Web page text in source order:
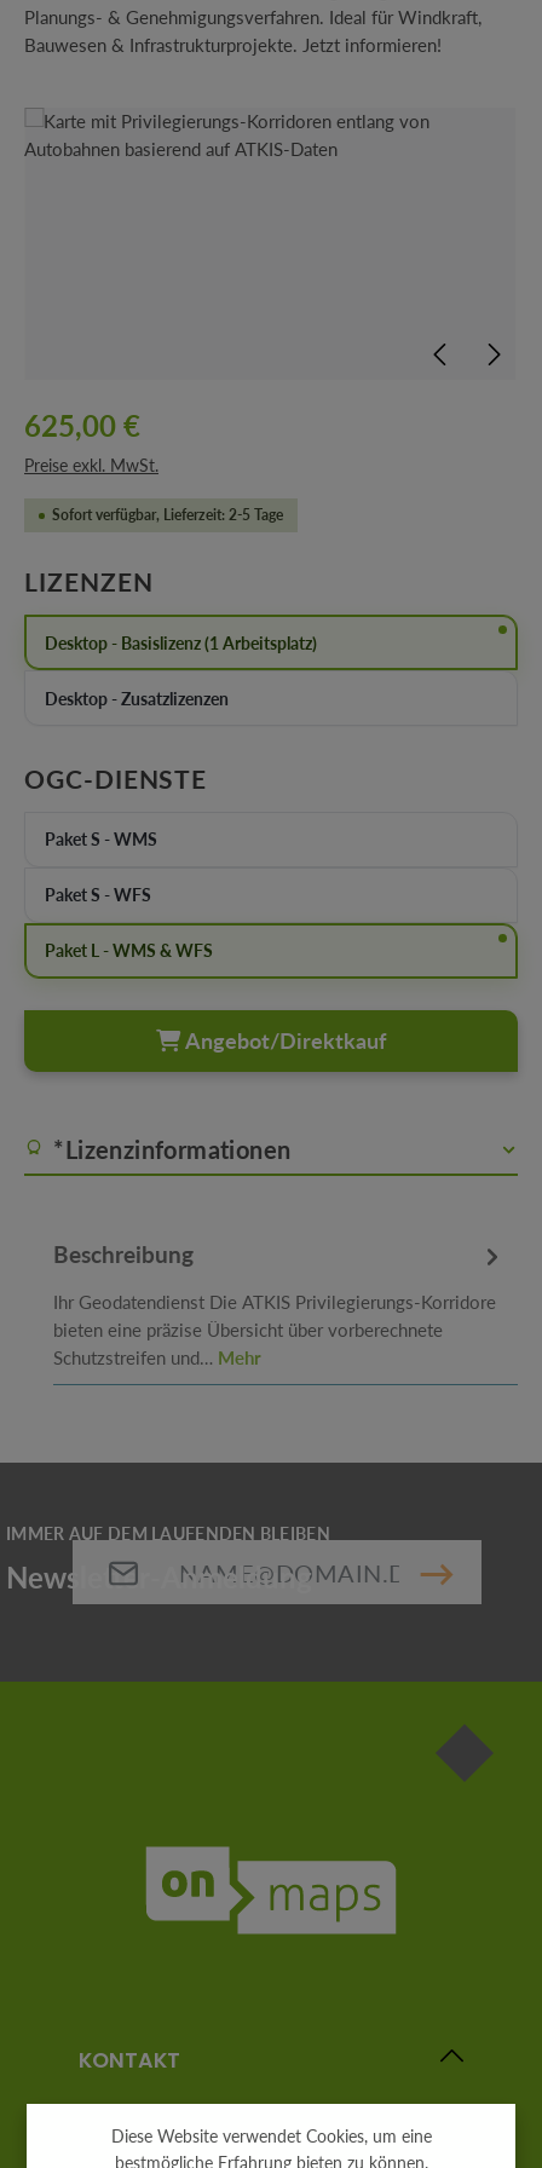
Planungs- & Genehmigungsverfahren. Ideal für Windkraft,
Bauwesen & Infrastrukturprojekte. Jetzt informieren!
Bildergalerie überspringen
625,00 €
Preise exkl. MwSt.
Sofort verfügbar, Lieferzeit: 2-5 Tage
LIZENZEN
Desktop - Basislizenz (1 Arbeitsplatz)
Desktop - Zusatzlizenzen
OGC-DIENSTE
Paket S - WMS
Paket S - WFS
Paket L - WMS & WFS
Angebot/Direktkauf
*Lizenzinformationen
Beschreibung
Ihr Geodatendienst Die ATKIS Privilegierungs-Korridore
bieten eine präzise Übersicht über vorberechnete
Schutzstreifen und… Mehr
Pflichtfelder.
KONTAKT
Diese Website verwendet Cookies, um eine
bestmögliche Erfahrung bieten zu können.